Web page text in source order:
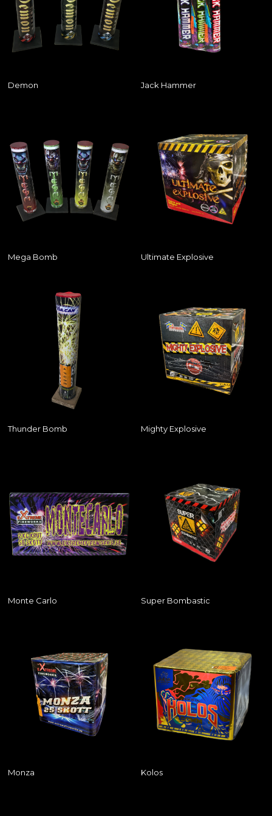
Demon Jack Hammer
Mega Bomb Ultimate Explosive
Thunder Bomb Mighty Explosive
Monte Carlo Super Bombastic
Monza Kolos